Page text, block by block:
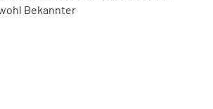
Bekannter